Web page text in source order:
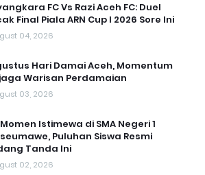
FC Vs Razi Aceh FC: Duel
Final Piala ARN Cup I 2026 Sore Ini
04, 2026
Hari Damai Aceh, Momentum
Warisan Perdamaian
03, 2026
Istimewa di SMA Negeri 1
Puluhan Siswa Resmi
Tanda Ini
02, 2026